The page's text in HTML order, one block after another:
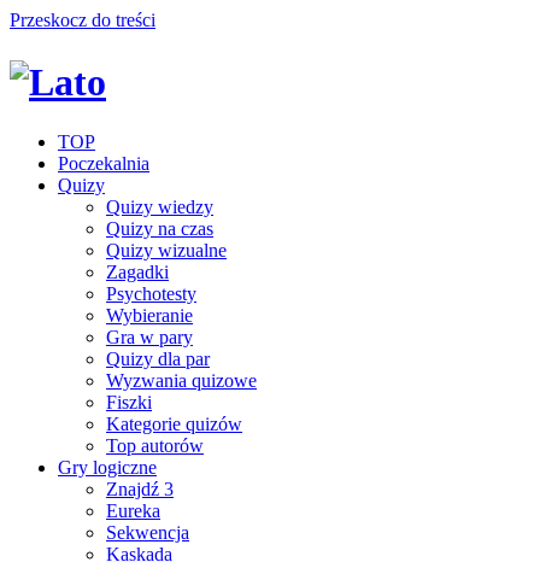
Przeskocz do treści
TOP
Poczekalnia
Quizy
Quizy wiedzy
Quizy na czas
Quizy wizualne
Zagadki
Psychotesty
Wybieranie
Gra w pary
Quizy dla par
Wyzwania quizowe
Fiszki
Kategorie quizów
Top autorów
Gry logiczne
Znajdź 3
Eureka
Sekwencja
Kaskada